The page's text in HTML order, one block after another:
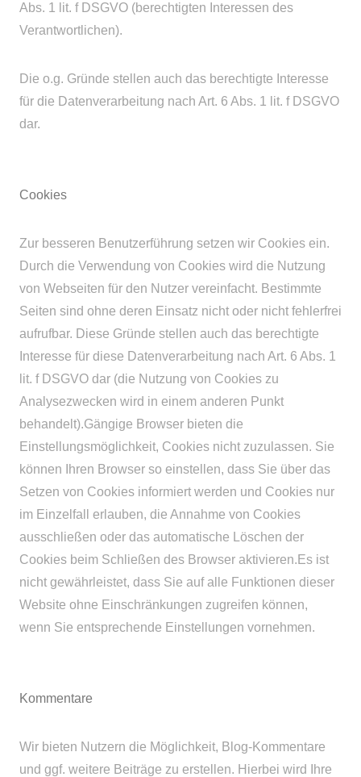
Abs. 1 lit. f DSGVO (berechtigten Interessen des
Verantwortlichen).
Die o.g. Gründe stellen auch das berechtigte Interesse
für die Datenverarbeitung nach Art. 6 Abs. 1 lit. f DSGVO
dar.
Cookies
Zur besseren Benutzerführung setzen wir Cookies ein.
Durch die Verwendung von Cookies wird die Nutzung
von Webseiten für den Nutzer vereinfacht. Bestimmte
Seiten sind ohne deren Einsatz nicht oder nicht fehlerfrei
aufrufbar. Diese Gründe stellen auch das berechtigte
Interesse für diese Datenverarbeitung nach Art. 6 Abs. 1
lit. f DSGVO dar (die Nutzung von Cookies zu
Analysezwecken wird in einem anderen Punkt
behandelt).Gängige Browser bieten die
Einstellungsmöglichkeit, Cookies nicht zuzulassen. Sie
können Ihren Browser so einstellen, dass Sie über das
Setzen von Cookies informiert werden und Cookies nur
im Einzelfall erlauben, die Annahme von Cookies
ausschließen oder das automatische Löschen der
Cookies beim Schließen des Browser aktivieren.Es ist
nicht gewährleistet, dass Sie auf alle Funktionen dieser
Website ohne Einschränkungen zugreifen können,
wenn Sie entsprechende Einstellungen vornehmen.
Kommentare
Wir bieten Nutzern die Möglichkeit, Blog-Kommentare
und ggf. weitere Beiträge zu erstellen. Hierbei wird Ihre